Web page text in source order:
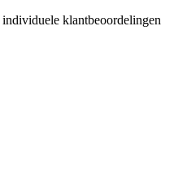
individuele klantbeoordelingen